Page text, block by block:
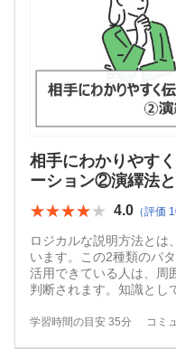
相手にわかりやす
ーション②演繹法
★★★★★
★★★★★ 4.0 （評価
ロジカルな説明方法とは
います。この2種類のパ
活用できている人は、周
判断されます。知識とし
学習時間の目安 35分 コミ